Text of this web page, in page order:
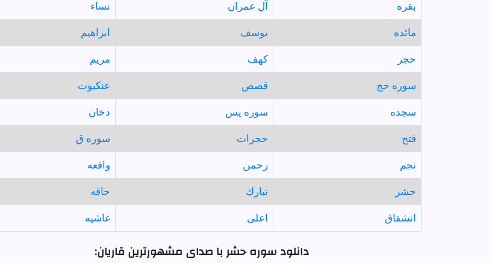
بقره آل عمران نساء
مائده يوسف ابراهيم
حجر كهف مريم
سوره حج قصص عنكبوت
سجده سوره يس دخان
فتح حجرات سوره ق
نجم رحمن واقعه
حشر تبارك حاقه
انشقاق اعلى غاشيه
دانلود سوره حشر با صدای مشهورترین قاریان: